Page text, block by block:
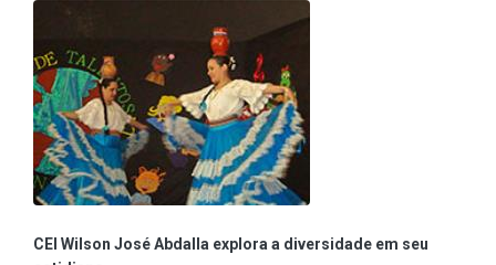
CEI Wilson José Abdalla explora a diversidade em seu